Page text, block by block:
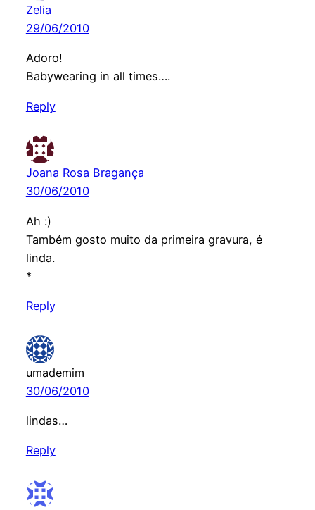
Zelia
29/06/2010
Adoro!
Babywearing in all times….
Reply
Joana Rosa Bragança
30/06/2010
Ah :)
Também gosto muito da primeira gravura, é
linda.
*
Reply
umademim
30/06/2010
lindas…
Reply